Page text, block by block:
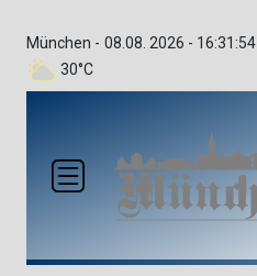
München -
30°C
08.08. 2026 - 16:31:54